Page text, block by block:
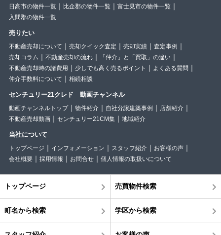
日高市の物件一覧
比企郡の物件一覧
富士見市の物件一覧
入間郡の物件一覧
売りたい
不動産売却について 売却クイック査定 売却実績
査定事例
売却コラム
不動産売却の流れ
「仲介」と「買取」の違い
不動産売却時の諸費用
少しでも高く売るポイント
よくある質問
仲介手数料について
相続相談
センチュリー21クレド 動画チャンネル
動画チャンネルトップ 物件紹介 自社分譲建築事例
店舗紹介
不動産売却動画
センチュリー21CM集 地域紹介
当社について
トップページ インフォメーション スタッフ紹介
お客様の声
会社概要
採用情報 お問合せ 個人情報の取扱いについて
トップページ 売買物件検索
町名から検索 学区から検索